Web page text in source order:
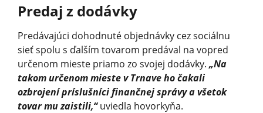
Predaj z dodávky
Predávajúci dohodnuté objednávky cez sociálnu
sieť spolu s ďalším tovarom predával na vopred
určenom mieste priamo zo svojej dodávky. „Na
takom určenom mieste v Trnave ho čakali
ozbrojení príslušníci finančnej správy a všetok
tovar mu zaistili,“uviedla hovorkyňa.